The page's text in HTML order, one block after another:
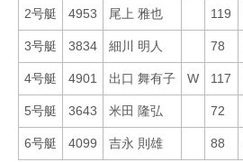
2号艇 4953 尾上 雅也 119
3号艇 3834 細川 明人 78
4号艇 4901 出口 舞有子 W 117
5号艇 3643 米田 隆弘 72
6号艇 4099 吉永 則雄 88